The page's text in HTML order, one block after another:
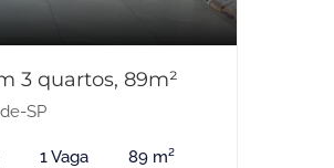
3 quartos, 89m²
SP
1 Vaga 89 m²